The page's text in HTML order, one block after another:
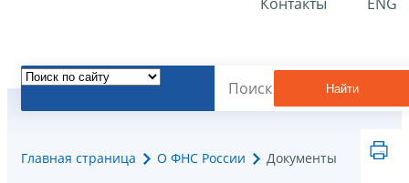
Найти
Главная страница О ФНС России Документы